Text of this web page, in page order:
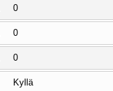
0
0
0
Kyllä